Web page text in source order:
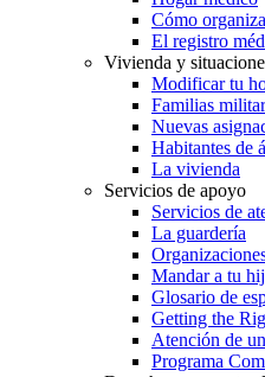
Cómo
El registro
Vivienda y
Modificar tu
Familias
Nuevas
Habitantes de
La vivienda
Servicios de apoyo
Servicios de
La guardería
Mandar a tu
Glosario de
Getting the
Atención de
Programa